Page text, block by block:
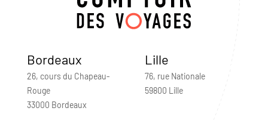
Bordeaux
26, cours du Chapeau-
Rouge
33000 Bordeaux
Lille
76, rue Nationale
59800 Lille